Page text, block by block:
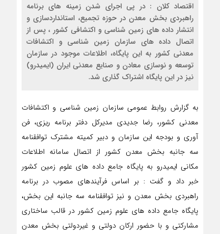
اقتصاد کلان : در پی اجرای شدن زمینه های برنامه
راهبردی بخش معدن در حوزه تجمیع، استانداردسازی و
انتشار داده های زمین شناسی و اکتشافی کشور ، پس از
اتصال داده های سازمان زمین شناسی و اکتشافات
معدنی کشور به این پایگاه، اطلاعات موجود در سازمان
توسعه و نوسازی معادن و صنایع معدنی ایران (ایمیدرو)
نیز در این پایگاه اشتراک گذاری شد.
به گزارش روابط عمومی سازمان زمین شناسی و اکتشافات
معدنی کشور، رضا جدیدی مدیرکل دفتر برنامه ریزی، فن
آوری و بودجه این سازمان و دبیر کمیته مشترک توافقنامه
سه جانبه بخش معدن کشور از اتصال سامانه اطلاعات
مکانی ایمیدرو به پایگاه جامع داده های علوم زمین کشور
خبر داد و گفت : بر اساس فرآیندهای مصوب در برنامه
راهبردی بخش معدن و نیز توافقنامه سه جانبه این بخش،
پایگاه جامع داده های علوم زمین کشور در قالب ساختاری
مشارکتی و با حضور ارکان دولتی و غیردولتی بخش معدن